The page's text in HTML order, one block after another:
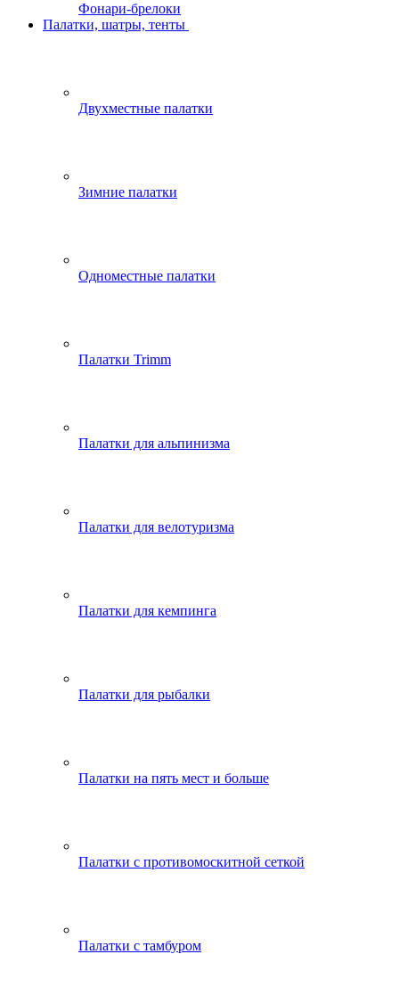
Фонари-брелоки
Палатки, шатры, тенты
Двухместные палатки
Зимние палатки
Одноместные палатки
Палатки Trimm
Палатки для альпинизма
Палатки для велотуризма
Палатки для кемпинга
Палатки для рыбалки
Палатки на пять мест и больше
Палатки с противомоскитной сеткой
Палатки с тамбуром